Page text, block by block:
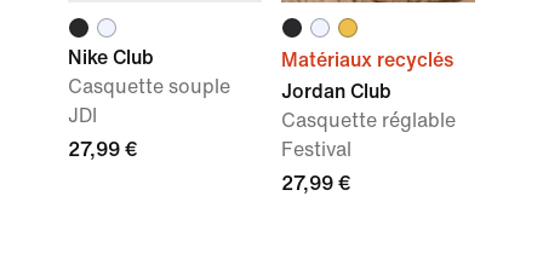
Nike Club
Casquette souple
JDI
27,99 €
Matériaux recyclés
Jordan Club
Casquette réglable
Festival
27,99 €